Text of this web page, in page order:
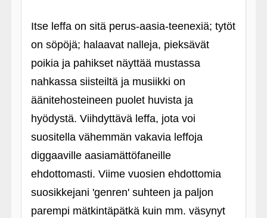
Itse leffa on sitä perus-aasia-teenexiä; tytöt
on söpöjä; halaavat nalleja, pieksävät
poikia ja pahikset näyttää mustassa
nahkassa siisteiltä ja musiikki on
äänitehosteineen puolet huvista ja
hyödystä. Viihdyttävä leffa, jota voi
suositella vähemmän vakavia leffoja
diggaaville aasiamättöfaneille
ehdottomasti. Viime vuosien ehdottomia
suosikkejani 'genren' suhteen ja paljon
parempi mätkintäpätkä kuin mm. väsynyt